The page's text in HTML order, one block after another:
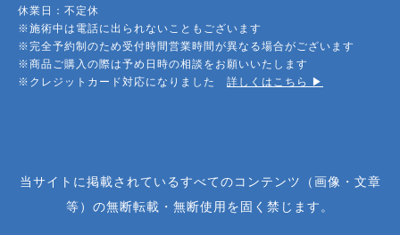
休業日：不定休
※施術中は電話に出られないこともございます
※完全予約制のため受付時間営業時間が異なる場合がございます
※商品ご購入の際は予め日時の相談をお願いいたします
※クレジットカード対応になりました 詳しくはこちら ▶︎
当サイトに掲載されているすべてのコンテンツ（画像・文章
等）の無断転載・無断使用を固く禁じます。